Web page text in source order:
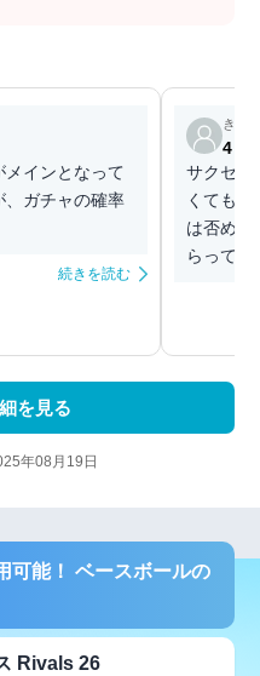
インとなって
、ガチャの確率
続きを読む
きじ
4
サクセス
くても
は否めな
らってま
を見る
年08月19日
可能！ ベースボールの
Rivals 26